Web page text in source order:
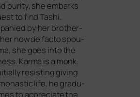
puri­ty, she embarks
to find Tashi.
by her brot­her-
now de fac­to spou­
she goes into the
Karma is a monk.
resis­ting giving
life, he gra­du­
to app­re­cia­te the